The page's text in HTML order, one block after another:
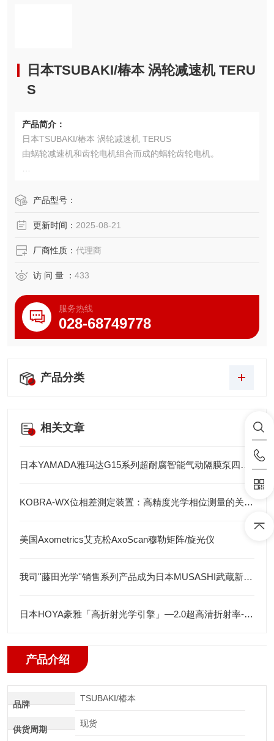
日本TSUBAKI/椿本 涡轮减速机 TERU
S
产品简介：
日本TSUBAKI/椿本 涡轮减速机 TERUS
由蜗轮减速机和齿轮电机组合而成的蜗轮齿轮电机。
多种用途目的。
・丰富的选配件：电机种类选项丰富，可提供海外规格电
产品型号：
更新时间： 2025-08-21
厂商性质： 代理商
访 问 量 ： 433
服务热线
028-68749778
产品分类
相关文章
日本YAMADA雅玛达G15系列超耐腐智能气动隔膜泵四川代理店
KOBRA-WX位相差測定装置：高精度光学相位测量的关键技术解析
美国Axometrics艾克松AxoScan穆勒矩阵/旋光仪
我司''藤田光学''销售系列产品成为日本MUSASHI武蔵新的代理店
日本HOYA豪雅「高折射光学引擎」—2.0超高清折射率-总代理藤田光学
产品介绍
品牌
TSUBAKI/椿本
供货周期
现货